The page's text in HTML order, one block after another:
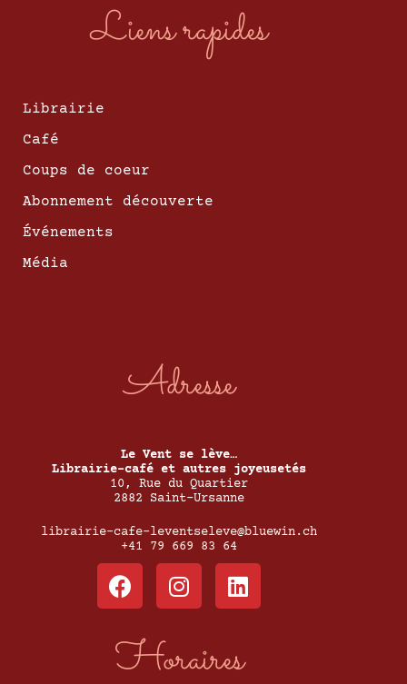
Liens rapides
Librairie
Café
Coups de coeur
Abonnement découverte
Événements
Média
Adresse
Le Vent se lève…
Librairie-café et autres joyeusetés
10, Rue du Quartier
2882 Saint-Ursanne
librairie-cafe-leventseleve@bluewin.ch
+41 79 669 83 64
Horaires